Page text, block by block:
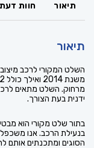
תיאור חוות דעת
תיאור
מרחוק. השלט מתאים
ידנית בעת הצורך.
בתור שלט מקורי הוא
בנעילת הרכב. אנו
הסוגים ומתכנתים אותם